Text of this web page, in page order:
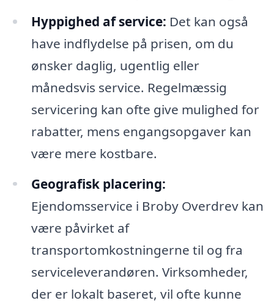
Hyppighed af service: Det kan også
have indflydelse på prisen, om du
ønsker daglig, ugentlig eller
månedsvis service. Regelmæssig
servicering kan ofte give mulighed for
rabatter, mens engangsopgaver kan
være mere kostbare.
Geografisk placering:
Ejendomsservice i Broby Overdrev kan
være påvirket af
transportomkostningerne til og fra
serviceleverandøren. Virksomheder,
der er lokalt baseret, vil ofte kunne